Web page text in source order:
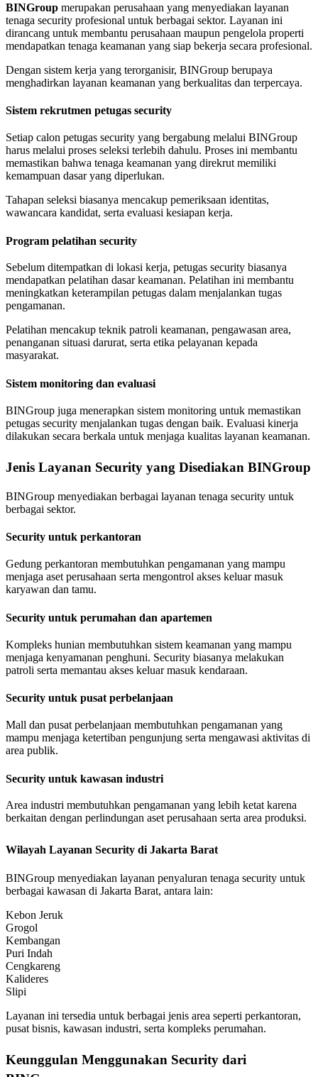
BINGroup merupakan perusahaan yang menyediakan layanan
tenaga security profesional untuk berbagai sektor. Layanan ini
dirancang untuk membantu perusahaan maupun pengelola properti
mendapatkan tenaga keamanan yang siap bekerja secara profesional.
Dengan sistem kerja yang terorganisir, BINGroup berupaya
menghadirkan layanan keamanan yang berkualitas dan terpercaya.
Sistem rekrutmen petugas security
Setiap calon petugas security yang bergabung melalui BINGroup
harus melalui proses seleksi terlebih dahulu. Proses ini membantu
memastikan bahwa tenaga keamanan yang direkrut memiliki
kemampuan dasar yang diperlukan.
Tahapan seleksi biasanya mencakup pemeriksaan identitas,
wawancara kandidat, serta evaluasi kesiapan kerja.
Program pelatihan security
Sebelum ditempatkan di lokasi kerja, petugas security biasanya
mendapatkan pelatihan dasar keamanan. Pelatihan ini membantu
meningkatkan keterampilan petugas dalam menjalankan tugas
pengamanan.
Pelatihan mencakup teknik patroli keamanan, pengawasan area,
penanganan situasi darurat, serta etika pelayanan kepada
masyarakat.
Sistem monitoring dan evaluasi
BINGroup juga menerapkan sistem monitoring untuk memastikan
petugas security menjalankan tugas dengan baik. Evaluasi kinerja
dilakukan secara berkala untuk menjaga kualitas layanan keamanan.
Jenis Layanan Security yang Disediakan BINGroup
BINGroup menyediakan berbagai layanan tenaga security untuk
berbagai sektor.
Security untuk perkantoran
Gedung perkantoran membutuhkan pengamanan yang mampu
menjaga aset perusahaan serta mengontrol akses keluar masuk
karyawan dan tamu.
Security untuk perumahan dan apartemen
Kompleks hunian membutuhkan sistem keamanan yang mampu
menjaga kenyamanan penghuni. Security biasanya melakukan
patroli serta memantau akses keluar masuk kendaraan.
Security untuk pusat perbelanjaan
Mall dan pusat perbelanjaan membutuhkan pengamanan yang
mampu menjaga ketertiban pengunjung serta mengawasi aktivitas di
area publik.
Security untuk kawasan industri
Area industri membutuhkan pengamanan yang lebih ketat karena
berkaitan dengan perlindungan aset perusahaan serta area produksi.
Wilayah Layanan Security di Jakarta Barat
BINGroup menyediakan layanan penyaluran tenaga security untuk
berbagai kawasan di Jakarta Barat, antara lain:
Kebon Jeruk
Grogol
Kembangan
Puri Indah
Cengkareng
Kalideres
Slipi
Layanan ini tersedia untuk berbagai jenis area seperti perkantoran,
pusat bisnis, kawasan industri, serta kompleks perumahan.
Keunggulan Menggunakan Security dari